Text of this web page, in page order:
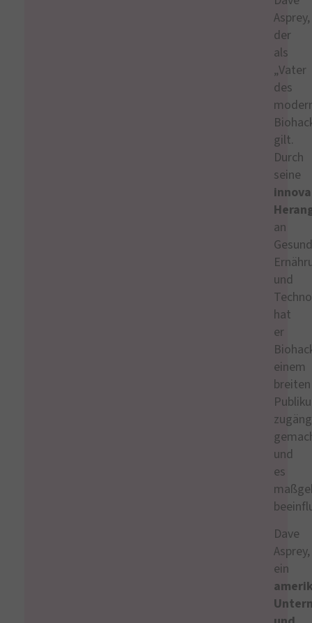
Asprey,
der
als
„Vater
des
gilt.
Durch
seine
an
und
hat
er
einem
breiten
und
es
Dave
Asprey,
ein